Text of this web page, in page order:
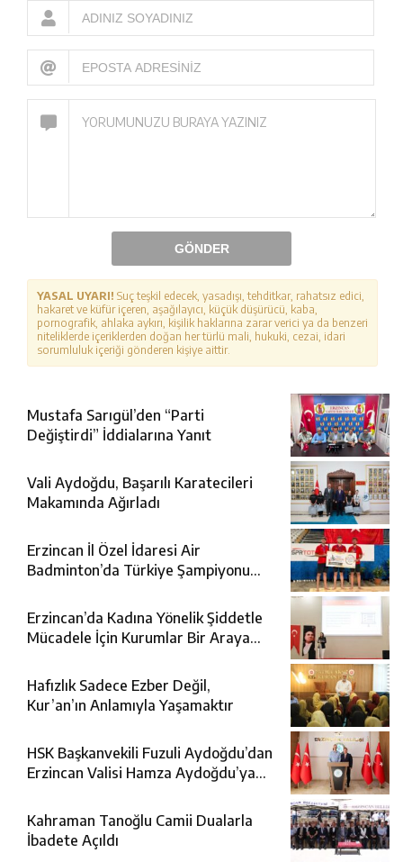
GÖNDER
YASAL UYARI! Suç teşkil edecek, yasadışı, tehditkar, rahatsız edici,
hakaret ve küfür içeren, aşağılayıcı, küçük düşürücü, kaba,
pornografik, ahlaka aykırı, kişilik haklarına zarar verici ya da benzeri
niteliklerde içeriklerden doğan her türlü mali, hukuki, cezai, idari
sorumluluk içeriği gönderen kişiye aittir.
Mustafa Sarıgül’den “Parti
Değiştirdi” İddialarına Yanıt
Vali Aydoğdu, Başarılı Karatecileri
Makamında Ağırladı
Erzincan İl Özel İdaresi Air
Badminton’da Türkiye Şampiyonu
Erzincan’da Kadına Yönelik Şiddetle
Mücadele İçin Kurumlar Bir Araya
Hafızlık Sadece Ezber Değil,
Kur’an’ın Anlamıyla Yaşamaktır
HSK Başkanvekili Fuzuli Aydoğdu’dan
Erzincan Valisi Hamza Aydoğdu’ya
Kahraman Tanoğlu Camii Dualarla
İbadete Açıldı